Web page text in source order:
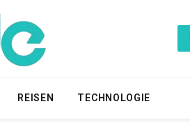
REISEN TECHNOLOGIE